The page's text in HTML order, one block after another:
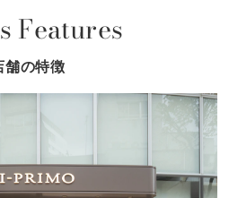
Features
舗の特徴